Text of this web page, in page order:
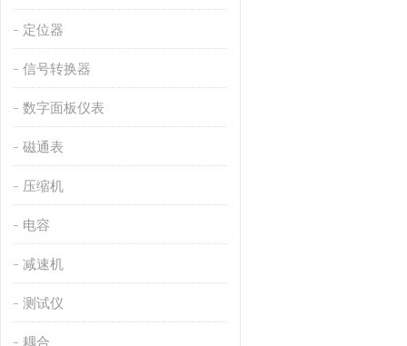
定位器
信号转换器
数字面板仪表
磁通表
压缩机
电容
减速机
测试仪
耦合